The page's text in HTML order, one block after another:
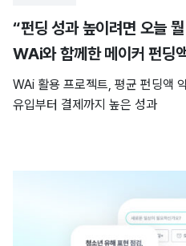
“펀딩 성과 높이려면 오늘
WAi와 함께한 메이커 펀딩
WAi 활용 프로젝트, 평균 펀딩액
유입부터 결제까지 높은 성과